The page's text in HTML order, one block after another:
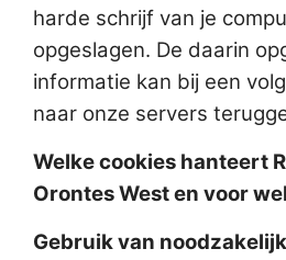
harde schrijf van je
opgeslagen. De daarin
informatie kan bij een
naar onze servers
Welke cookies hanteert
Orontes West en voor
Gebruik van